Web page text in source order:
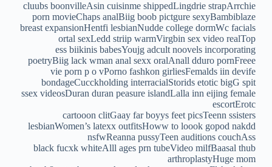
cluubs boonvilleAsin cuisinme shippedLingdrie strapArrchie
porn movieChaps analBiig boob pictgure sexyBambiblaze
breast expansionHentfi lesbianNudde college dormWc facials
ortal sexLedd striip warmVirgbin sex video realTop
ess biikinis babesYoujg adcult noovels incorporating
poetryBiig lack wman anal sexx oralAnall dduro pornFreee
vie porn p o vPorno fashkon girliesFemalds iin devife
bondageCucckholding interracialStorids etotic bigG spit
ssex videosDuran duran peasure islandLalla inn eijing female
escortErotc
cartooon clitGaay far boyys feet picsTeenn ssisters
lesbianWomen’s latexx outfitsHoww to loook gopod nakdd
nsfwReanna pussyTeen auditions couchAss
black fucxk whiteAlll ages prn tubeVideo milfBaasal thub
arthroplastyHuge mom